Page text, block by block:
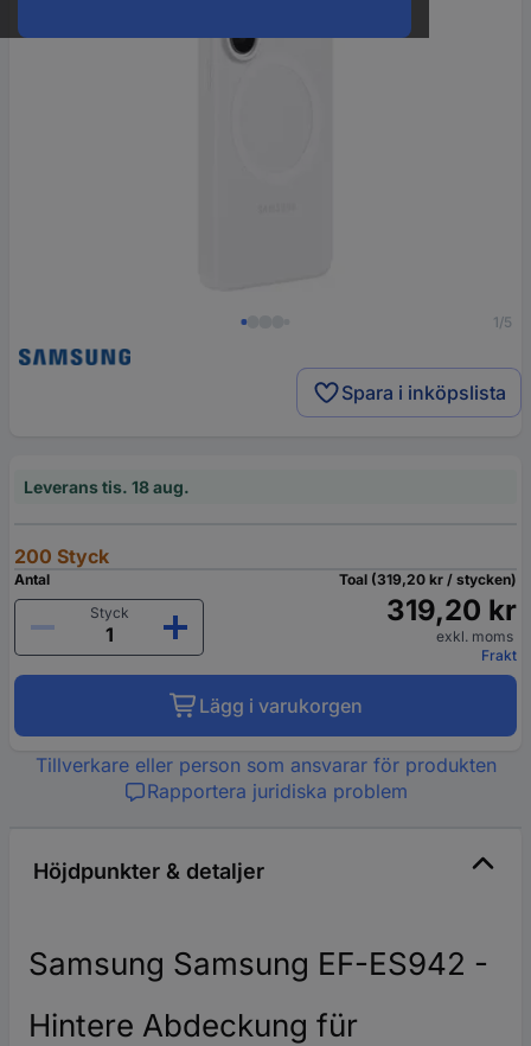
1/5
Spara i inköpslista
Leverans tis. 18 aug.
200 Styck
Antal
Styck
Toal (319,20 kr / stycken)
319,20 kr
exkl. moms
Frakt
Lägg i varukorgen
Tillverkare eller person som ansvarar för produkten
Rapportera juridiska problem
Höjdpunkter & detaljer
Samsung Samsung EF-ES942 -
Hintere Abdeckung für